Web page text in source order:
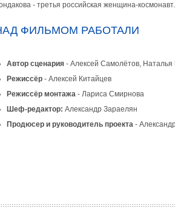
- третья российская женщина-космонавт.
ФИЛЬМОМ РАБОТАЛИ
Автор сценария - Алексей Самолётов, Наталья
Режиссёр - Алексей Китайцев
Режиссёр монтажа - Лариса Смирнова
Шеф-редактор: Александр Зараелян
Продюсер и руководитель проекта -